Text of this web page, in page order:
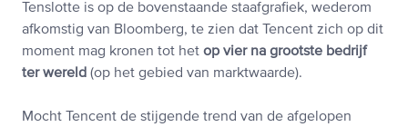
Tenslotte is op de bovenstaande staafgrafiek, wederom
afkomstig van Bloomberg, te zien dat Tencent zich op dit
moment mag kronen tot het op vier na grootste bedrijf
ter wereld (op het gebied van marktwaarde).
Mocht Tencent de stijgende trend van de afgelopen